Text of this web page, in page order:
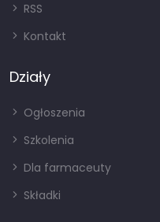
RSS
Kontakt
Działy
Ogłoszenia
Szkolenia
Dla farmaceuty
Składki